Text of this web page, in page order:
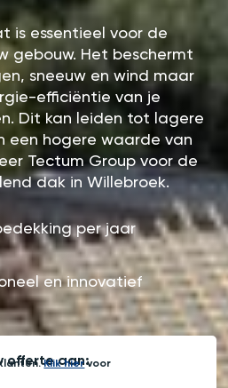
is essentieel voor de
gebouw. Het beschermt
sneeuw en wind maar
efficiëntie van je
Dit kan leiden tot lagere
een hogere waarde van
Tectum Group voor de
dak in Willebroek.
per jaar
en innovatief
offerte aan:
Klik hiervoor